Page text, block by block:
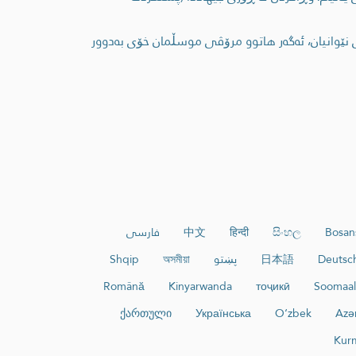
ئەگەر ھاتوو مرۆڤی موسڵمان خۆی بەدوور
සිංහල
हिन्दी
中文
فارسی
日本語 پښتو অসমীয়া
Shqip
тоҷикӣ
Kinyarwanda
Română
O‘zbek
Українська
ქართული